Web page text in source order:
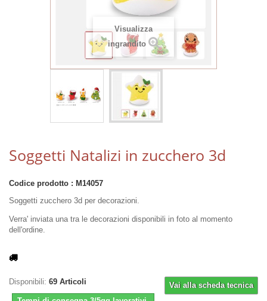
Visualizza
ingrandito
Soggetti Natalizi in zucchero 3d
Codice prodotto : M14057
Soggetti zucchero 3d per decorazioni.
Verra' inviata una tra le decorazioni disponibili in foto al momento
dell'ordine.
Vai alla scheda tecnica
Disponibili: 69 Articoli